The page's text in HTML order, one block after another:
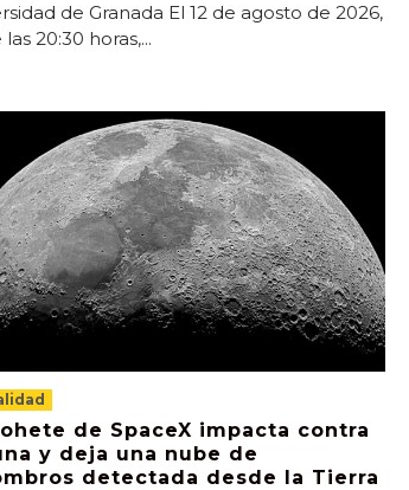
de Granada El 12 de agosto de 2026,
20:30 horas,...
de SpaceX impacta contra
y deja una nube de
detectada desde la Tierra